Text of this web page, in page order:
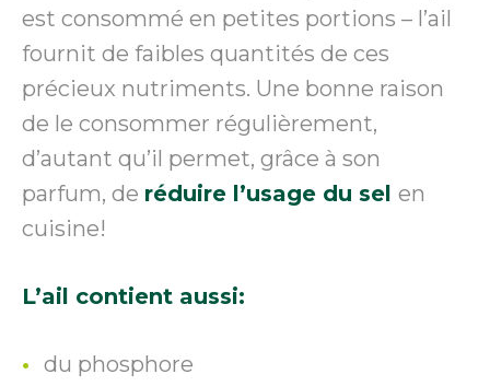
est consommé en petites portions – l’ail
fournit de faibles quantités de ces
précieux nutriments. Une bonne raison
de le consommer régulièrement,
d’autant qu’il permet, grâce à son
parfum, de réduire l’usage du sel en
cuisine!
L’ail contient aussi:
du phosphore